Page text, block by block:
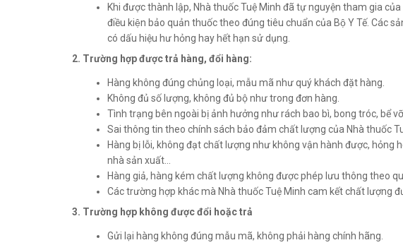
Khi được thành lập, Nhà thuốc Tuệ Minh đã tự nguyện tham gia
điều kiện bảo quản thuốc theo đúng tiêu chuẩn của Bộ Y Tế. Các
có dấu hiệu hư hỏng hay hết hạn sử dụng.
2. Trường hợp được trả hàng, đổi hàng:
Hàng không đúng chủng loại, mẫu mã như quý khách đặt hàng.
Không đủ số lượng, không đủ bộ như trong đơn hàng.
Tình trạng bên ngoài bị ảnh hưởng như rách bao bì, bong tróc, bể
Sai thông tin theo chính sách bảo đảm chất lượng của Nhà thuốc
Hàng bị lỗi, không đạt chất lượng như không vận hành được, hỏng
nhà sản xuất...
Hàng giả, hàng kém chất lượng không được phép lưu thông theo
Các trường hợp khác mà Nhà thuốc Tuệ Minh cam kết chất lượng
3. Trường hợp không được đổi hoặc trả
Gửi lại hàng không đúng mẫu mã, không phải hàng chính hãng.